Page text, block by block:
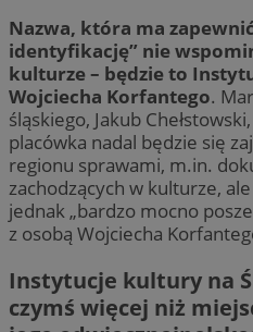
Nazwa, która ma
identyfikację” nie
kulturze – będzie to
Wojciecha Korfantego.
śląskiego, Jakub
placówka nadal będzie się
regionu sprawami, m.in.
zachodzących w kulturze,
jednak „bardzo mocno
z osobą Wojciecha
Instytucje kultury na
czymś więcej niż